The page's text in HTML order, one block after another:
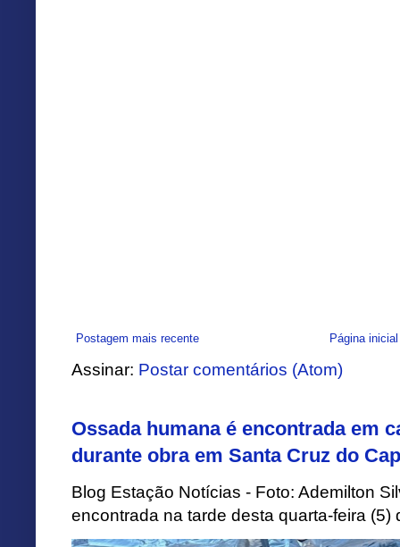
Postagem mais recente Página inicial
Assinar: Postar comentários (Atom)
Ossada humana é encontrada em
durante obra em Santa Cruz do
Blog Estação Notícias - Foto: Ademilton
encontrada na tarde desta quarta-feira (5)